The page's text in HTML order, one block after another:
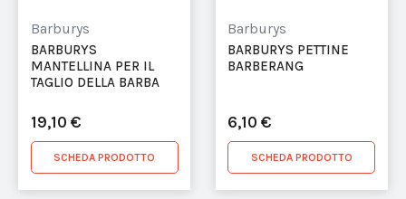
Barburys
BARBURYS
MANTELLINA PER IL
TAGLIO DELLA BARBA
19,10 €
SCHEDA PRODOTTO
Barburys
BARBURYS PETTINE
BARBERANG
6,10 €
SCHEDA PRODOTTO